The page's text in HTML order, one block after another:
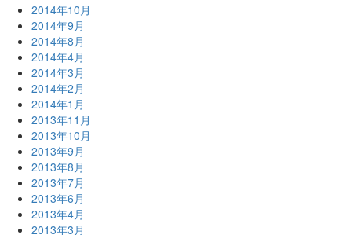
2014年10月
2014年9月
2014年8月
2014年4月
2014年3月
2014年2月
2014年1月
2013年11月
2013年10月
2013年9月
2013年8月
2013年7月
2013年6月
2013年4月
2013年3月